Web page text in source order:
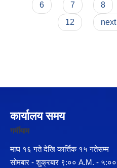
6
7 8
12
next
कार्यालय समय
गर्मीयाम
माघ १६ गते देखि कार्त्तिक १५ गतेसम्म
सोमबार - शुक्रबार ९:०० A.M. -